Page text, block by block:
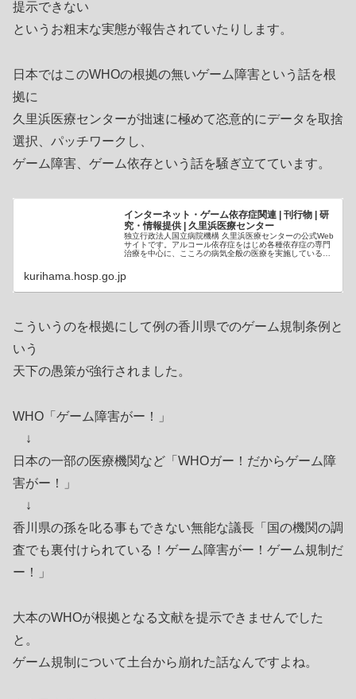
提示できない
というお粗末な実態が報告されていたりします。
日本ではこのWHOの根拠の無いゲーム障害という話を根
拠に
久里浜医療センターが拙速に極めて恣意的にデータを取捨
選択、パッチワークし、
ゲーム障害、ゲーム依存という話を騒ぎ立てています。
インターネット・ゲーム依存症関連 | 刊行物 | 研
究・情報提供 | 久里浜医療センター
独立行政法人国立病院機構 久里浜医療センターの公式Web
サイトです。アルコール依存症をはじめ各種依存症の専門
治療を中心に、こころの病気全般の医療を実施している国
kurihama.hosp.go.jp
こういうのを根拠にして例の香川県でのゲーム規制条例と
いう
天下の愚策が強行されました。
WHO「ゲーム障害がー！」
↓
日本の一部の医療機関など「WHOガー！だからゲーム障
害がー！」
↓
香川県の孫を叱る事もできない無能な議長「国の機関の調
査でも裏付けられている！ゲーム障害がー！ゲーム規制だ
ー！」
大本のWHOが根拠となる文献を提示できませんでした
と。
ゲーム規制について土台から崩れた話なんですよね。